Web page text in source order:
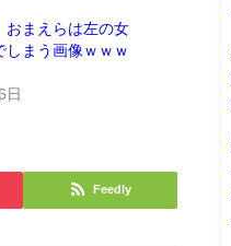
おまえらは左の女
しまう画像ｗｗｗ
日
Feedly